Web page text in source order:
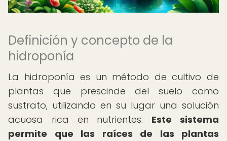
Definición y concepto de la
hidroponía
La hidroponía es un método de cultivo de
plantas que prescinde del suelo como
sustrato, utilizando en su lugar una solución
acuosa rica en nutrientes. Este sistema
permite que las raíces de las plantas